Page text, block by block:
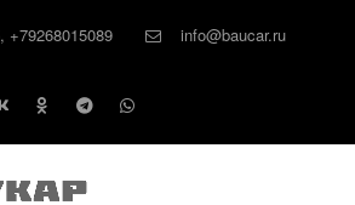
, +79268015089 info@baucar.ru